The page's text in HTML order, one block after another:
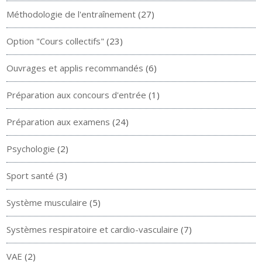
Méthodologie de l'entraînement (27)
Option "Cours collectifs" (23)
Ouvrages et applis recommandés (6)
Préparation aux concours d'entrée (1)
Préparation aux examens (24)
Psychologie (2)
Sport santé (3)
Système musculaire (5)
Systèmes respiratoire et cardio-vasculaire (7)
VAE (2)